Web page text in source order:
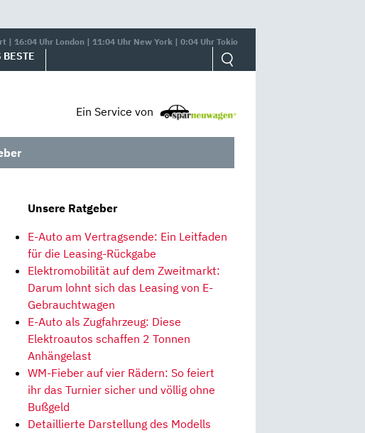
| 16:04 Uhr London | 11:04 Uhr New York | 0:04 Uhr Tokio
BESTE
Ein Service von
Unsere Ratgeber
E-Auto am Vertragsende: Ein Leitfaden
für die Leasing-Rückgabe
Elektromobilität auf dem Zweitmarkt:
Darum lohnt sich das Leasing von E-
Gebrauchtwagen
E-Auto als Zugfahrzeug: Diese
Elektroautos schaffen 2 Tonnen
Anhängelast
WM-Fieber auf vier Rädern: So feiert
ihr das Turnier sicher und völlig ohne
Bußgeld
Detaillierte Darstellung des Modells